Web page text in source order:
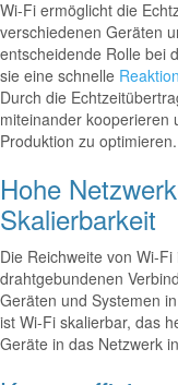
Wi-Fi ermöglicht die
verschiedenen Geräten
entscheidende Rolle bei
sie eine schnelle Reaktion
Durch die
miteinander kooperieren
Produktion zu optimieren.
Hohe
Skalierbarkeit
Die Reichweite von Wi-
drahtgebundenen
Geräten und Systemen
ist Wi-Fi skalierbar, das
Geräte in das Netzwerk